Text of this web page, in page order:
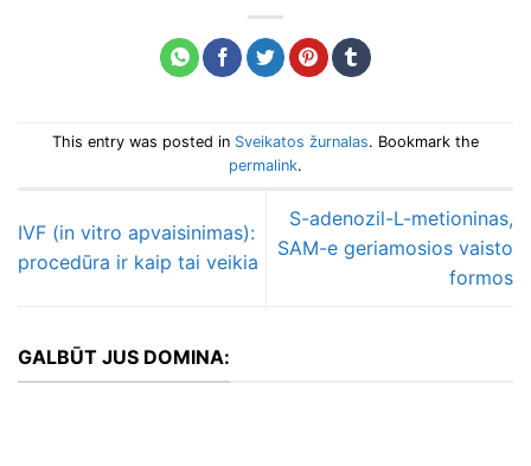
This entry was posted in Sveikatos žurnalas. Bookmark the
permalink.
IVF (in vitro apvaisinimas):
procedūra ir kaip tai veikia
S-adenozil-L-metioninas,
SAM-e geriamosios vaisto
formos
GALBŪT JUS DOMINA: